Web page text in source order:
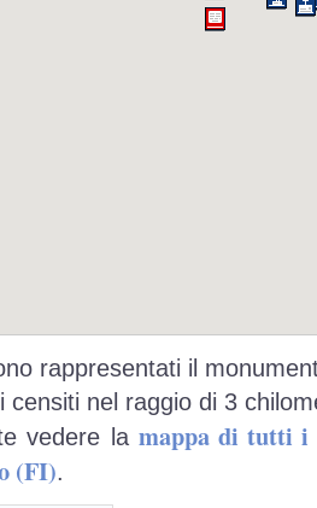
rappresentati il
censiti nel raggio di 3
vedere la mappa di tutti i
(FI).